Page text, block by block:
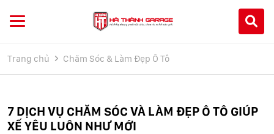
Trang chủ Chăm Sóc & Làm Đẹp Ô Tô
7 DỊCH VỤ CHĂM SÓC VÀ LÀM ĐẸP Ô TÔ GIÚP
XẾ YÊU LUÔN NHƯ MỚI